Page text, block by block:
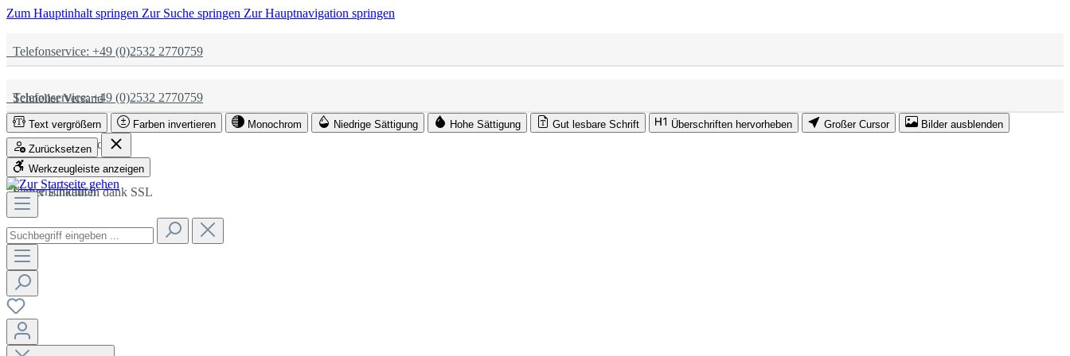
Zum Hauptinhalt springen Zur Suche springen Zur Hauptnavigation springen
Telefonservice: +49 (0)2532 2770759
Schneller Versand
Partnerschaftlich
Sicher Einkaufen dank SSL
Telefonservice: +49 (0)2532 2770759
Schneller Versand
Partnerschaftlich
Sicher Einkaufen dank SSL
Text vergrößern Farben invertieren Monochrom Niedrige Sättigung Hohe Sättigung Gut lesbare Schrift Überschriften hervorheben Großer Cursor Bilder ausblenden
Zurücksetzen
Werkzeugleiste anzeigen